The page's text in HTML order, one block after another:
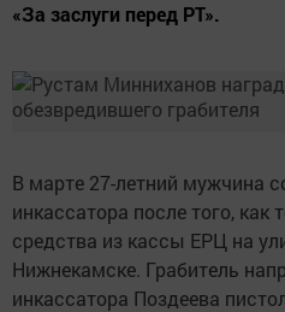
«За заслуги перед РТ».
В марте 27-летний мужчина
инкассатора после того, как
средства из кассы ЕРЦ на
Нижнекамске. Грабитель
инкассатора Поздеева